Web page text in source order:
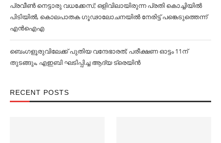
പ്രവീൺ നെട്ടാരു വധക്കേസ്; ഒളിവിലായിരുന്ന പ്രതി കൊച്ചിയിൽ
പിടിയിൽ, കൊലപാതക ഗൂഢാലോചനയിൽ നേരിട്ട് പങ്കെടുത്തെന്ന്
എൻഐഎ
ബെംഗളൂരുവിലേക്ക് പുതിയ വന്ദേഭാരത്; പരീക്ഷണ ഓട്ടം 11ന്
തുടങ്ങും, എഇബി ഘടിപ്പിച്ച ആദ്യ ട്രെയിന്‍
RECENT POSTS